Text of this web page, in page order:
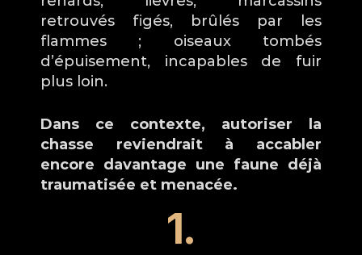
retrouvés figés, brûlés par les
flammes ; oiseaux tombés
d’épuisement, incapables de fuir
plus loin.
Dans ce contexte, autoriser la
chasse reviendrait à accabler
encore davantage une faune déjà
traumatisée et menacée.
1.